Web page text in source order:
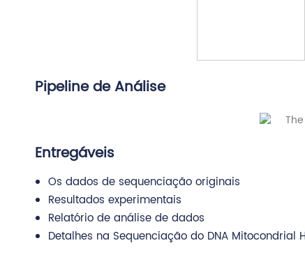
Pipeline de Análise
Entregáveis
Os dados de sequenciação originais
Resultados experimentais
Relatório de análise de dados
Detalhes na Sequenciação do DNA